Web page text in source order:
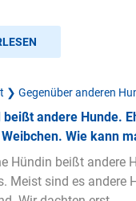
❯ Gegenüber anderen
beißt andere Hunde.
Wie kann
Hündin beißt andere
Meist sind es andere